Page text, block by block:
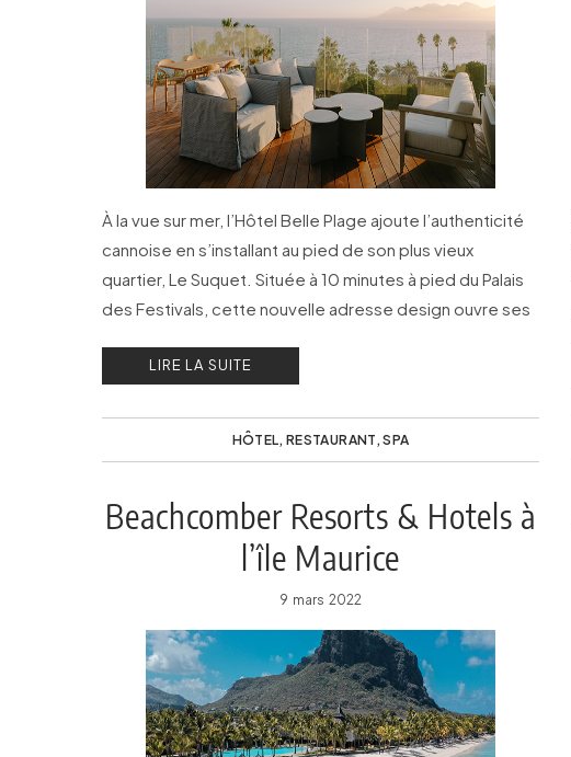
À la vue sur mer, l’Hôtel Belle Plage ajoute l’authenticité
cannoise en s’installant au pied de son plus vieux
quartier, Le Suquet. Située à 10 minutes à pied du Palais
des Festivals, cette nouvelle adresse design ouvre ses
LIRE LA SUITE
HÔTEL,RESTAURANT,SPA
Beachcomber Resorts & Hotels à
l’île Maurice
9 mars 2022